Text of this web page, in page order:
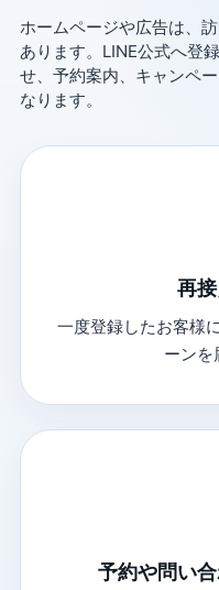
ホームページや広告は、
あります。LINE公式へ登
せ、予約案内、キャンペ
なります。
再
一度登録したお客様
ーンを
予約や問い